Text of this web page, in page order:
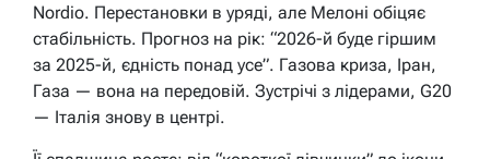
Nordio. Перестановки в уряді, але Мелоні обіцяє
стабільність. Прогноз на рік: “2026-й буде гіршим
за 2025-й, єдність понад усе”. Газова криза, Іран,
Газа — вона на передовій. Зустрічі з лідерами, G20
— Італія знову в центрі.